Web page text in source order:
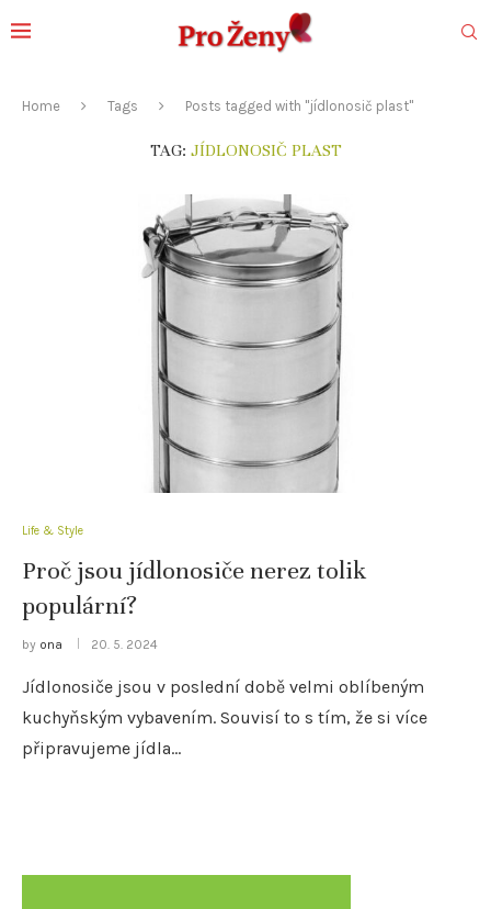
Home Tags Posts tagged with "jídlonosič plast"
TAG: JÍDLONOSIČ PLAST
Life & Style
Proč jsou jídlonosiče nerez tolik
populární?
by ona 20. 5. 2024
Jídlonosiče jsou v poslední době velmi oblíbeným
kuchyňským vybavením. Souvisí to s tím, že si více
připravujeme jídla…